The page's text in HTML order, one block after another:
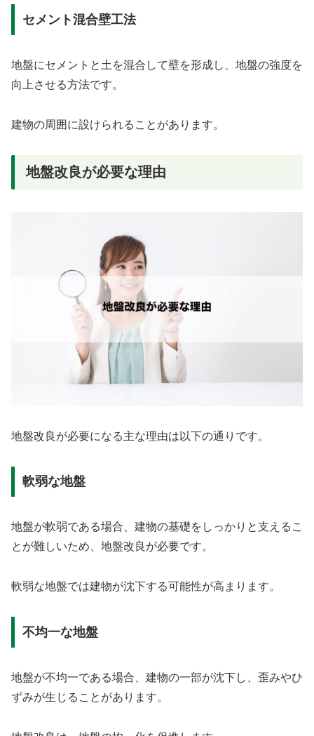
セメント混合壁工法
地盤にセメントと土を混合して壁を形成し、地盤の強度を
向上させる方法です。
建物の周囲に設けられることがあります。
地盤改良が必要な理由
地盤改良が必要になる主な理由は以下の通りです。
軟弱な地盤
地盤が軟弱である場合、建物の基礎をしっかりと支えるこ
とが難しいため、地盤改良が必要です。
軟弱な地盤では建物が沈下する可能性が高まります。
不均一な地盤
地盤が不均一である場合、建物の一部が沈下し、歪みやひ
ずみが生じることがあります。